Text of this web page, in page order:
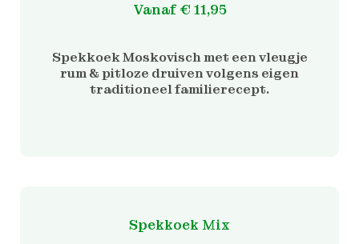
Vanaf€ 11,95
Spekkoek Moskovisch met een vleugje
rum & pitloze druiven volgens eigen
traditioneel familierecept.
meerdere
Spekkoek Mix